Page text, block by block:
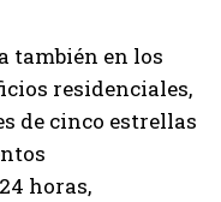
también en los
residenciales,
de cinco estrellas
horas,